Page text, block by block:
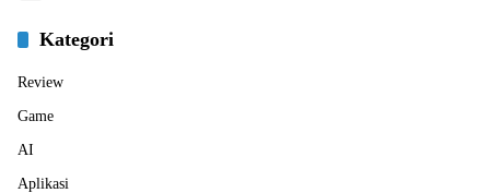
Kategori
Review
Game
AI
Aplikasi